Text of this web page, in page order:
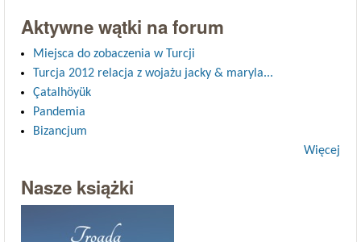
Aktywne wątki na forum
Miejsca do zobaczenia w Turcji
Turcja 2012 relacja z wojażu jacky & maryla...
Çatalhöyük
Pandemia
Bizancjum
Więcej
Nasze książki